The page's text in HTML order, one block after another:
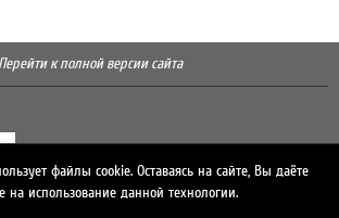
Перейти к полной версии сайта
файлы cookie. Оставаясь на сайте, Вы даёте
на использование данной технологии.